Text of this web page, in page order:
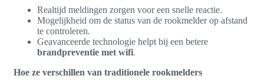
Realtijd meldingen zorgen voor een snelle reactie.
Mogelijkheid om de status van de rookmelder op afstand
te controleren.
Geavanceerde technologie helpt bij een betere
brandpreventie met wifi.
Hoe ze verschillen van traditionele rookmelders